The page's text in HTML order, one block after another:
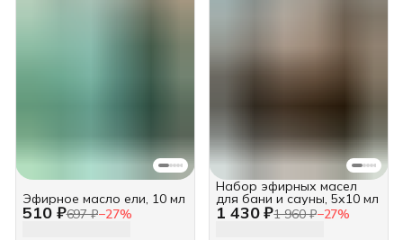
510 ₽697 ₽−27%
Эфирное масло ели, 10 мл
1 430 ₽1 960 ₽−27%
Набор эфирных масел
для бани и сауны, 5х10 мл